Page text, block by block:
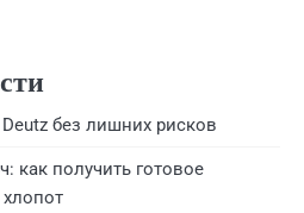
без лишних рисков
как получить готовое